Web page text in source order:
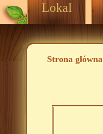
Lokal
Strona główna